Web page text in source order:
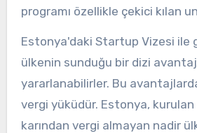
programı özellikle çekici kılan
Estonya'daki Startup Vizesi ile
ülkenin sunduğu bir dizi
yararlanabilirler. Bu
vergi yüküdür. Estonya,
karından vergi almayan nadir